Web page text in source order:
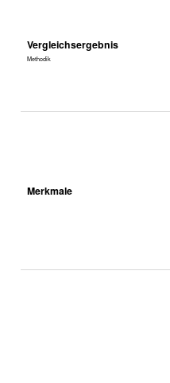
Vergleichsergebnis
Methodik
Merkmale